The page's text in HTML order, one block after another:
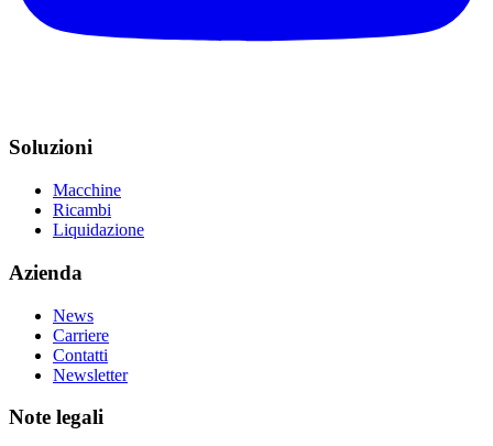
Soluzioni
Macchine
Ricambi
Liquidazione
Azienda
News
Carriere
Contatti
Newsletter
Note legali